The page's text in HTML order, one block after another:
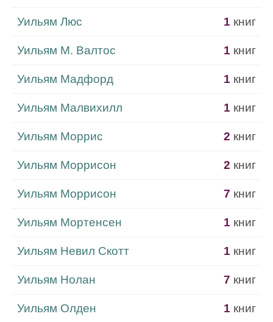
Уильям Люс 1 книг
Уильям М. Валтос 1 книг
Уильям Мадфорд 1 книг
Уильям Малвихилл 1 книг
Уильям Моррис 2 книг
Уильям Моррисон 2 книг
Уильям Моррисон 7 книг
Уильям Мортенсен 1 книг
Уильям Невил Скотт 1 книг
Уильям Нолан 7 книг
Уильям Олден 1 книг